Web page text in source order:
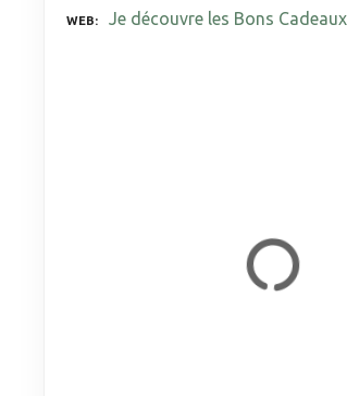
WEB Je découvre les Bons